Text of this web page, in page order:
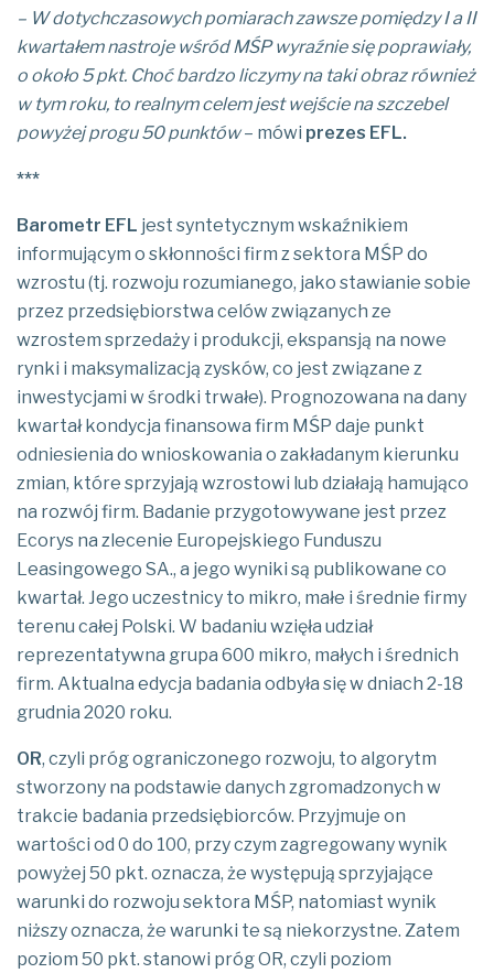
– W dotychczasowych pomiarach zawsze pomiędzy I a II
kwartałem nastroje wśród MŚP wyraźnie się poprawiały,
o około 5 pkt. Choć bardzo liczymy na taki obraz również
w tym roku, to realnym celem jest wejście na szczebel
powyżej progu 50 punktów– mówi prezes EFL.
***
Barometr EFL jest syntetycznym wskaźnikiem
informującym o skłonności firm z sektora MŚP do
wzrostu (tj. rozwoju rozumianego, jako stawianie sobie
przez przedsiębiorstwa celów związanych ze
wzrostem sprzedaży i produkcji, ekspansją na nowe
rynki i maksymalizacją zysków, co jest związane z
inwestycjami w środki trwałe). Prognozowana na dany
kwartał kondycja finansowa firm MŚP daje punkt
odniesienia do wnioskowania o zakładanym kierunku
zmian, które sprzyjają wzrostowi lub działają hamująco
na rozwój firm. Badanie przygotowywane jest przez
Ecorys na zlecenie Europejskiego Funduszu
Leasingowego SA., a jego wyniki są publikowane co
kwartał. Jego uczestnicy to mikro, małe i średnie firmy
terenu całej Polski. W badaniu wzięła udział
reprezentatywna grupa 600 mikro, małych i średnich
firm. Aktualna edycja badania odbyła się w dniach 2-18
grudnia 2020 roku.
OR, czyli próg ograniczonego rozwoju, to algorytm
stworzony na podstawie danych zgromadzonych w
trakcie badania przedsiębiorców. Przyjmuje on
wartości od 0 do 100, przy czym zagregowany wynik
powyżej 50 pkt. oznacza, że występują sprzyjające
warunki do rozwoju sektora MŚP, natomiast wynik
niższy oznacza, że warunki te są niekorzystne. Zatem
poziom 50 pkt. stanowi próg OR, czyli poziom